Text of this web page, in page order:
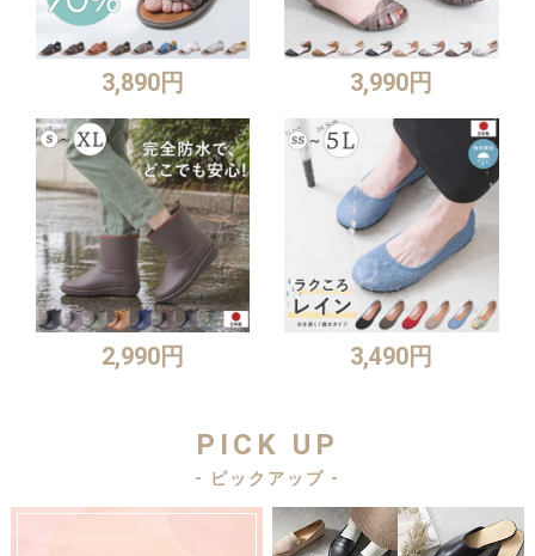
3,890円 3,990円
2,990円 3,490円
PICK UP
- ピックアップ -